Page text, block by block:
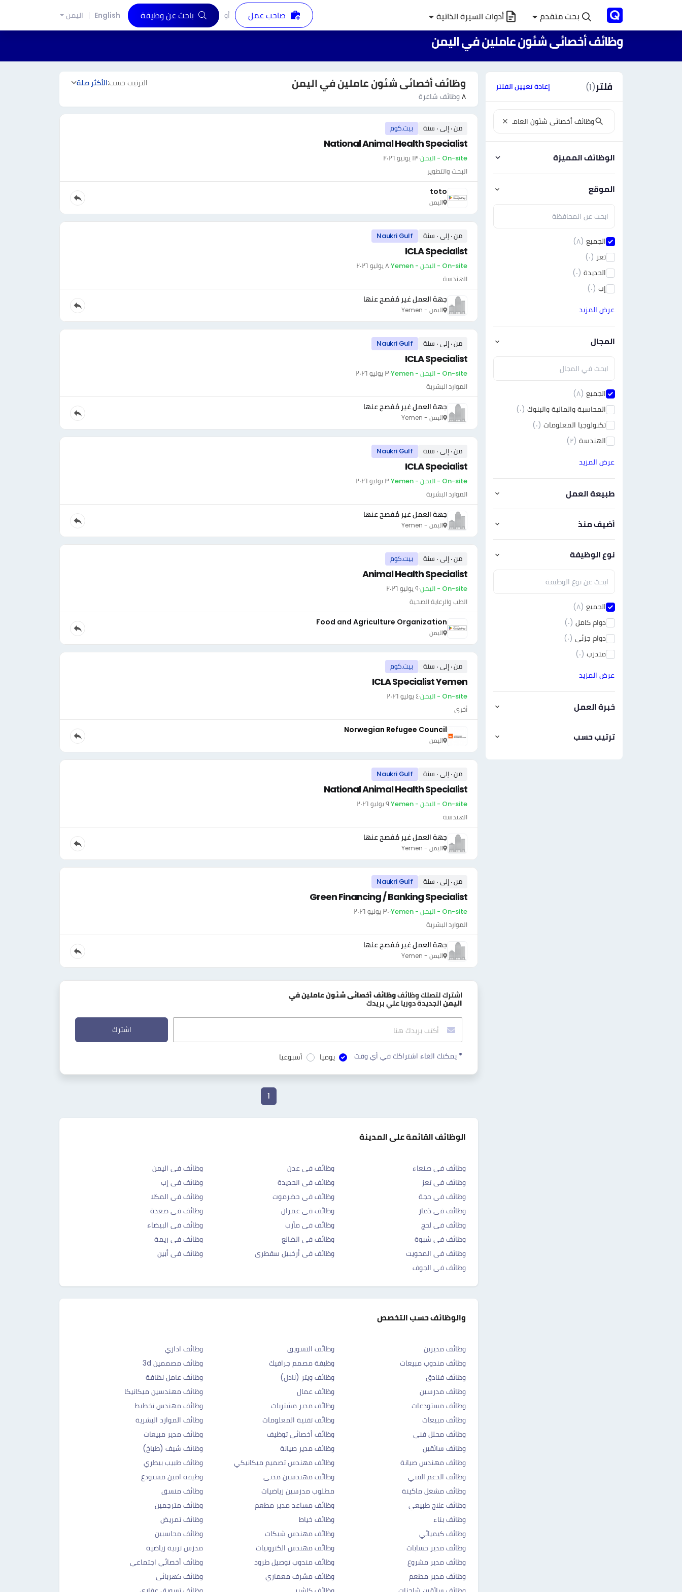
بحث متقدم أدوات السيرة الذاتية صاحب عمل أو باحث عن وظيفة English اليمن
وظائف أخصائى شئون عاملين في اليمن
فلتر(1) إعادة تعيين الفلتر
الوظائف المميزة
الموقع
الجميع (٨)
تعز (٠)
الحديدة (٠)
إب (٠)
عرض المزيد
المجال
الجميع (٨)
المحاسبة والمالية والبنوك (٠)
تكنولوجيا المعلومات (٠)
الهندسة (٢)
عرض المزيد
طبيعة العمل
أضيف منذ
نوع الوظيفة
الجميع (٨)
دوام كامل (٠)
دوام جزئي (٠)
متدرب (٠)
عرض المزيد
خبرة العمل
ترتيب حسب
وظائف أخصائى شئون عاملين في اليمن
٨ وظائف شاغرة
الترتيب حسب:الأكثر صلة
من ٠ إلى ٠ سنة بيت.كوم
National Animal Health Specialist
On-site - اليمن ·١٣ يونيو ٢٠٢٦
البحث والتطوير
toto
اليمن
من ٠ إلى ٠ سنة Naukri Gulf
ICLA Specialist
On-site - اليمن - Yemen ·٨ يوليو ٢٠٢٦
الهندسة
جهة العمل غير مُفصح عنها
اليمن - Yemen
من ٠ إلى ٠ سنة Naukri Gulf
ICLA Specialist
On-site - اليمن - Yemen ·٣ يوليو ٢٠٢٦
الموارد البشرية
جهة العمل غير مُفصح عنها
اليمن - Yemen
من ٠ إلى ٠ سنة Naukri Gulf
ICLA Specialist
On-site - اليمن - Yemen ·٣ يوليو ٢٠٢٦
الموارد البشرية
جهة العمل غير مُفصح عنها
اليمن - Yemen
من ٠ إلى ٠ سنة بيت.كوم
Animal Health Specialist
On-site - اليمن ·٩ يوليو ٢٠٢٦
الطب والرعاية الصحية
Food and Agriculture Organization
اليمن
من ٠ إلى ٠ سنة بيت.كوم
ICLA Specialist Yemen
On-site - اليمن ·٤ يوليو ٢٠٢٦
أخرى
Norwegian Refugee Council
اليمن
من ٠ إلى ٠ سنة Naukri Gulf
National Animal Health Specialist
On-site - اليمن - Yemen ·٩ يوليو ٢٠٢٦
الهندسة
جهة العمل غير مُفصح عنها
اليمن - Yemen
من ٠ إلى ٠ سنة Naukri Gulf
Green Financing / Banking Specialist
On-site - اليمن - Yemen ·٣٠ يونيو ٢٠٢٦
الموارد البشرية
جهة العمل غير مُفصح عنها
اليمن - Yemen
اشترك لتصلك وظائفوظائف أخصائى شئون عاملين في
اليمن الجديدة دوريا علي بريدك
اشترك
* يمكنك الغاء اشتراكك في أي وقت يوميا أسبوعيا
1
الوظائف القائمة على المدينة
وظائف فى صنعاء وظائف فى عدن
وظائف فى اليمن
وظائف فى تعز
وظائف فى الحديدة
وظائف فى إب
وظائف فى حجة
وظائف فى حضرموت
وظائف فى المكلا
وظائف فى ذمار
وظائف فى عمران
وظائف فى صعدة
وظائف فى لحج
وظائف فى مأرب
وظائف فى البيضاء
وظائف فى شبوة
وظائف فى الضالع
وظائف فى ريمة
وظائف فى المحويت
وظائف فى أرخبيل سقطرى
وظائف فى أبين
وظائف فى الجوف
والوظائف حسب التخصص
وظائف مديرين وظائف التسويق
وظائف اداري
وظائف مندوب مبيعات
وظيفة مصمم جرافيك
وظائف مصممين 3d
وظائف فنادق
وظائف ويتر (نادل)
وظائف عامل نظافة
وظائف مدرسين
وظائف عمال
وظائف مهندسين ميكانيكا
وظائف مستودعات
وظائف مدير مشتريات
وظائف مهندس تخطيط
وظائف مبيعات
وظائف تقنية المعلومات
وظائف الموارد البشرية
وظائف محلل فني
وظائف أخصائي توظيف
وظائف مدير مبيعات
وظائف سائقين
وظائف مدير صيانة
وظائف شيف (طباخ)
وظائف مهندس صيانة
وظائف مهندس تصميم ميكانيكي
وظائف طبيب بيطري
وظائف الدعم الفني
وظائف مهندسين مدنى
وظيفة امين مستودع
وظائف مشغل ماكينة
مطلوب مدرسين رياضيات
وظائف منسق
وظائف علاج طبيعي
وظائف مساعد مدير مطعم
وظائف مترجمين
وظائف بناء
وظائف خياط
وظائف تمريض
وظائف كيميائي
وظائف مهندس شبكات
وظائف محاسبين
وظائف مدير حسابات
وظائف مهندس الكترونيات
مدرس تربية رياضية
وظائف مدير مشروع
وظائف مندوب توصيل طرود
وظائف أخصائي اجتماعي
وظائف مدير مطعم
وظائف مشرف معماري
وظائف كهربائى